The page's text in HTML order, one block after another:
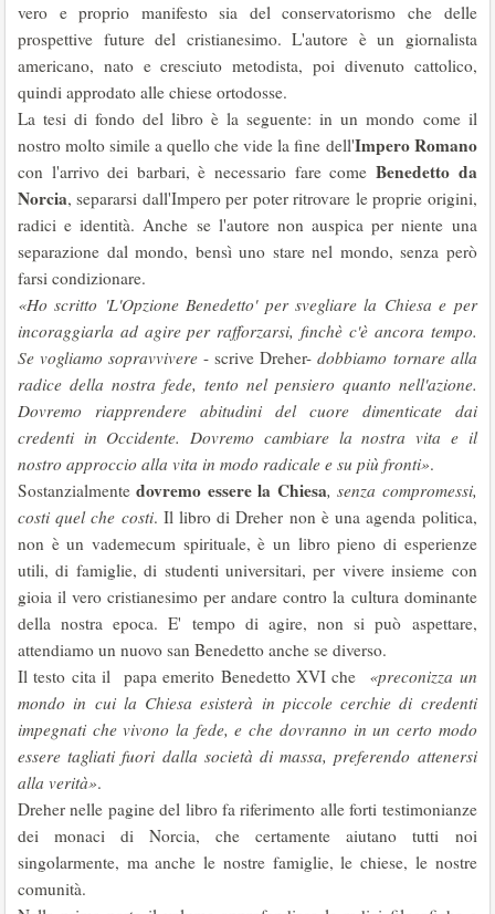
vero e proprio manifesto sia del conservatorismo che delle
prospettive future del cristianesimo. L'autore è un giornalista
americano, nato e cresciuto metodista, poi divenuto cattolico,
quindi approdato alle chiese ortodosse.
La tesi di fondo del libro è la seguente: in un mondo come il
nostro molto simile a quello che vide la fine dell'Impero Romano
con l'arrivo dei barbari, è necessario fare come Benedetto da
Norcia, separarsi dall'Impero per poter ritrovare le proprie origini,
radici e identità. Anche se l'autore non auspica per niente una
separazione dal mondo, bensì uno stare nel mondo, senza però
farsi condizionare.
«Ho scritto 'L'Opzione Benedetto' per svegliare la Chiesa e per
incoraggiarla ad agire per rafforzarsi, finchè c'è ancora tempo.
Se vogliamo sopravvivere- scrive Dreher-dobbiamo tornare alla
radice della nostra fede, tento nel pensiero quanto nell'azione.
Dovremo riapprendere abitudini del cuore dimenticate dai
credenti in Occidente. Dovremo cambiare la nostra vita e il
nostro approccio alla vita in modo radicale e su più fronti».
Sostanzialmentedovremo essere la Chiesa, senza compromessi,
costi quel che costi. Il libro di Dreher non è una agenda politica,
non è un vademecum spirituale, è un libro pieno di esperienze
utili, di famiglie, di studenti universitari, per vivere insieme con
gioia il vero cristianesimo per andare contro la cultura dominante
della nostra epoca. E' tempo di agire, non si può aspettare,
attendiamo un nuovo san Benedetto anche se diverso.
Il testo cita il papa emerito Benedetto XVI che
«preconizza un
mondo in cui la Chiesa esisterà in piccole cerchie di credenti
impegnati che vivono la fede, e che dovranno in un certo modo
essere tagliati fuori dalla società di massa, preferendo attenersi
alla verità».
Dreher nelle pagine del libro fa riferimento alle forti testimonianze
dei monaci di Norcia, che certamente aiutano tutti noi
singolarmente, ma anche le nostre famiglie, le chiese, le nostre
comunità.